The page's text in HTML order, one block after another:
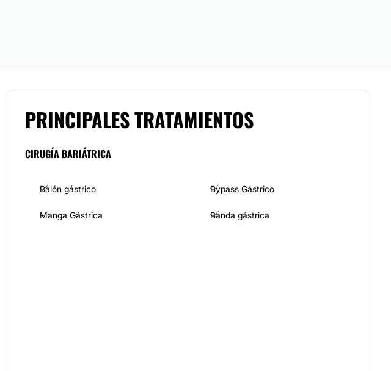
PRINCIPALES TRATAMIENTOS
CIRUGÍA BARIÁTRICA
Balón gástrico Bypass Gástrico
Manga Gástrica Banda gástrica